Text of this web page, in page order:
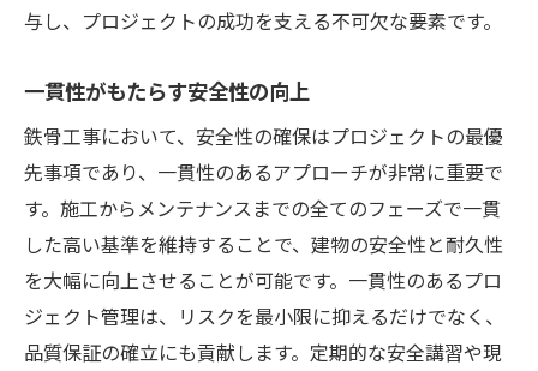
与し、プロジェクトの成功を支える不可欠な要素です。
一貫性がもたらす安全性の向上
鉄骨工事において、安全性の確保はプロジェクトの最優
先事項であり、一貫性のあるアプローチが非常に重要で
す。施工からメンテナンスまでの全てのフェーズで一貫
した高い基準を維持することで、建物の安全性と耐久性
を大幅に向上させることが可能です。一貫性のあるプロ
ジェクト管理は、リスクを最小限に抑えるだけでなく、
品質保証の確立にも貢献します。定期的な安全講習や現